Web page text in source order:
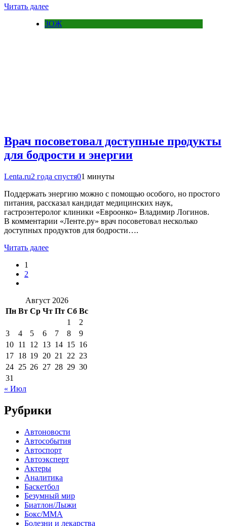
Читать далее
ЗОЖ
Врач посоветовал доступные продукты
для бодрости и энергии
Lenta.ru2 года спустя01 минуты
Поддержать энергию можно с помощью особого, но простого
питания, рассказал кандидат медицинских наук,
гастроэнтеролог клиники «Евроонко» Владимир Логинов.
В комментарии «Ленте.ру» врач посоветовал несколько
доступных продуктов для бодрости….
Читать далее
1
2
Август 2026
Пн Вт Ср Чт Пт Сб Вс
1
2
3
4 5 6 7 8
9
10 11 12 13 14 15 16
17 18 19 20 21 22 23
24 25 26 27 28 29 30
31
« Июл
Рубрики
Автоновости
Автособытия
Автоспорт
Автоэксперт
Актеры
Аналитика
Баскетбол
Безумный мир
Биатлон/Лыжи
Бокс/MMA
Болезни и лекарства